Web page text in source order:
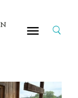
Suche